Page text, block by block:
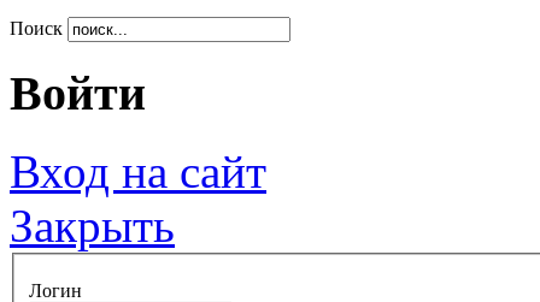
Поиск
Войти
Вход на сайт
Закрыть
Логин